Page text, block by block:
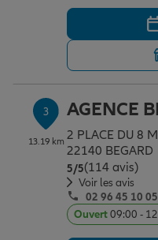
Préparer l’avenir
Le Pack Famille
Garantie des
Assurance scolaire
Protection juridique
3
13.19 km
AGENCE
2 PLACE DU 8
22140 BEGARD
5/5Note de 5 sur 5
(114 avis)
Voir les avis
02 96 45 10 05
Ouvert09:00 -